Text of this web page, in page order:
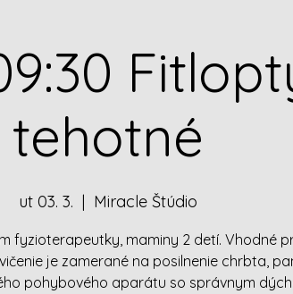
tehotné
ut 03. 3.
  |
Miracle Štúdio
fyzioterapeutky, maminy 2 detí. Vhodné
je zamerané na posilnenie chrbta,
pohybového aparátu so správnym